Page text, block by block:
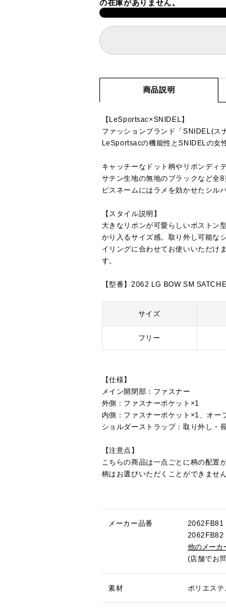
の在庫がありません。
商品説明
【LeSportsac×SNIDEL】
ファッションブランド「SNIDEL(ス
LeSportsacの機能性とSNIDELの女
キャッチーなドット柄やリボンディ
サテン生地の無地のブラックなど全8
ピスネームにはラメを効かせたシル
【スタイル説明】
大きなリボンが可愛らしいボストン
かり入るサイズ感。取り外し可能な
イリングに合わせてお使いいただけ
す。
【型番】2062 LG BOW SM
サイズ
フリー
【仕様】
メイン開閉部：ファスナー
外側：ファスナーポケット×1
内側：ファスナーポケット×1、オー
ショルダーストラップ：取り外し・
【注意点】
こちらの商品は一点ごとに柄の配置
柄はお選びいただくことができませ
メーカー品番
2062FB81
2062FB82
他のメーカ
(店舗でお
素材 ポリエステ